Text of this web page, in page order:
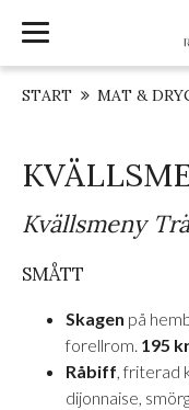
START MAT &
Kvällsmeny
SMÅTT
Skagen på
forellrom. 195
Råbiff, friterad
dijonnaise,